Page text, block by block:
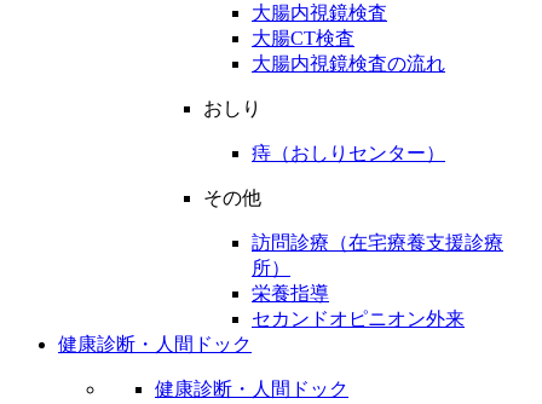
大腸内視鏡検査
大腸CT検査
大腸内視鏡検査の流れ
おしり
痔（おしりセンター）
その他
訪問診療（在宅療養支援診療
所）
栄養指導
セカンドオピニオン外来
健康診断・人間ドック
健康診断・人間ドック